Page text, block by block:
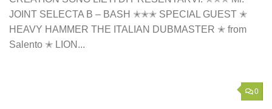
JOINT SELECTA B – BASH ✭✭✭ SPECIAL GUEST ✭
HEAVY HAMMER THE ITALIAN DUBMASTER ✭ from
Salento ✭ LION...
0